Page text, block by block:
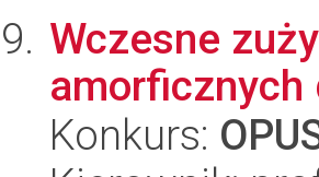
Wczesne
Konkurs: